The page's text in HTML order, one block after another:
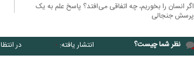
اگر انسان را بخوریم، چه اتفاقی می‌افتد؟ پاسخ علم به یک
پرسش جنجالی
نظر شما چیست؟ انتشار یافته: ۰ در